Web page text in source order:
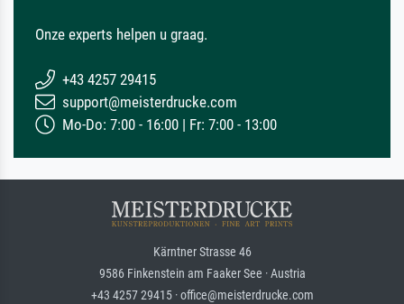
Onze experts helpen u graag.
+43 4257 29415
support@meisterdrucke.com
Mo-Do: 7:00 - 16:00 | Fr: 7:00 - 13:00
Kärntner Strasse 46
9586 Finkenstein am Faaker See · Austria
+43 4257 29415 · office@meisterdrucke.com